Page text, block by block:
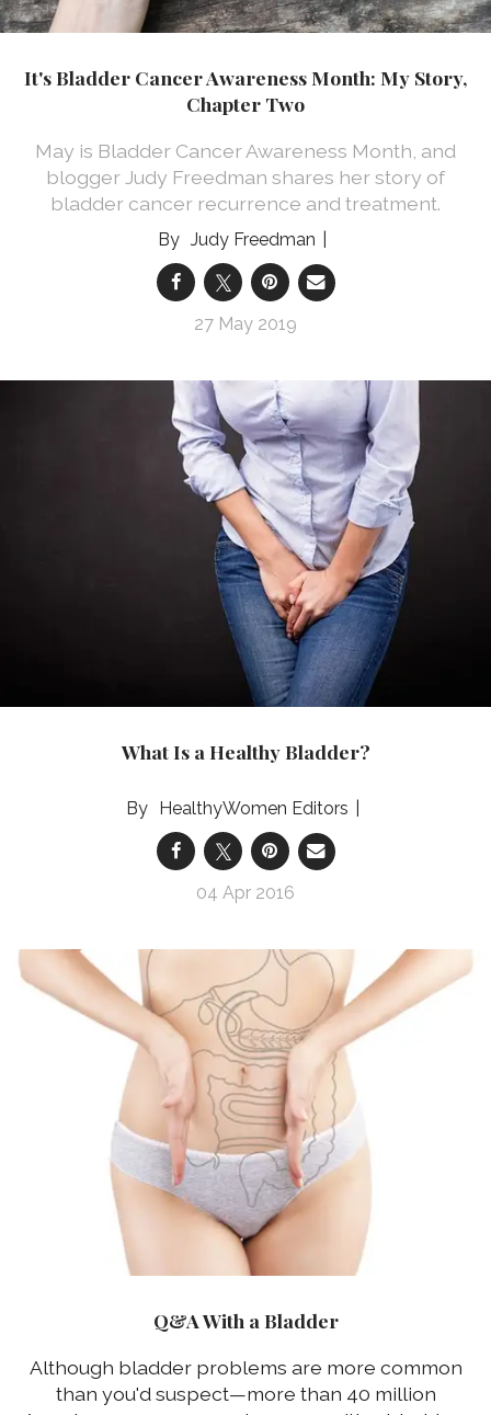
It's Bladder Cancer Awareness Month: My Story,
Chapter Two
May is Bladder Cancer Awareness Month, and
blogger Judy Freedman shares her story of
bladder cancer recurrence and treatment.
Judy Freedman
27 May 2019
What Is a Healthy Bladder?
HealthyWomen Editors
04 Apr 2016
Q&A With a Bladder
Although bladder problems are more common
than you'd suspect—more than 40 million